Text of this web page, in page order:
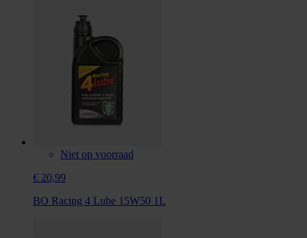
Niet op voorraad
€ 20,99
BO Racing 4 Lube 15W50 1L